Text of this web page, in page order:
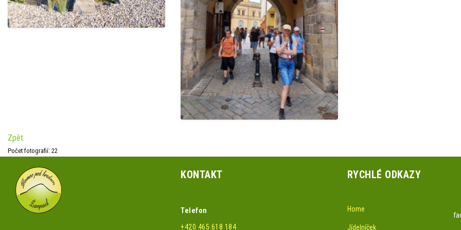
Zpět
Počet fotografií: 22
KONTAKT
Telefon
+420 465 618 184
RYCHLÉ ODKAZY
Home
Jídelníček